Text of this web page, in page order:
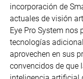
incorporación de
actuales de visión
Eye Pro System nos
tecnologías
aprovechen en sus
convencidos de que